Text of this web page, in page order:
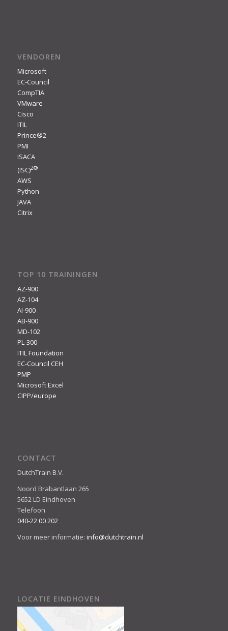
VENDOREN
Microsoft
EC-Council
CompTIA
VMware
Cisco
ITIL
Prince®2
PMI
ISACA
(ISC)2®
AWS
Python
JAVA
Citrix
TOP 10 TRAININGEN
AZ-900
AZ-104
AI-900
AB-900
MD-102
PL-300
ITIL Foundation
EC-Council CEH
PMP
Microsoft Excel
CIPP/europe
CONTACT
DutchTrain B.V.
Noord Brabantlaan 265
5652 LD Eindhoven
Telefoon
040-22 00 202
Voor meer informatie: info@dutchtrain.nl
LOCATIE EINDHOVEN